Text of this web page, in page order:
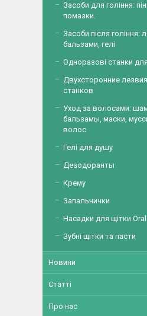
Засоби для гоління:
помазки.
Засоби після гоління:
бальзами, гелі
Одноразові станки
Двухсторонние
станков
Уход за волосами:
бальзамы, маски,
волос
Гелі для душу
Дезодоранты
Крему
Запальнички
Насадки для щітки
Зубні щітки та пасти
Новини
Статті
Про нас